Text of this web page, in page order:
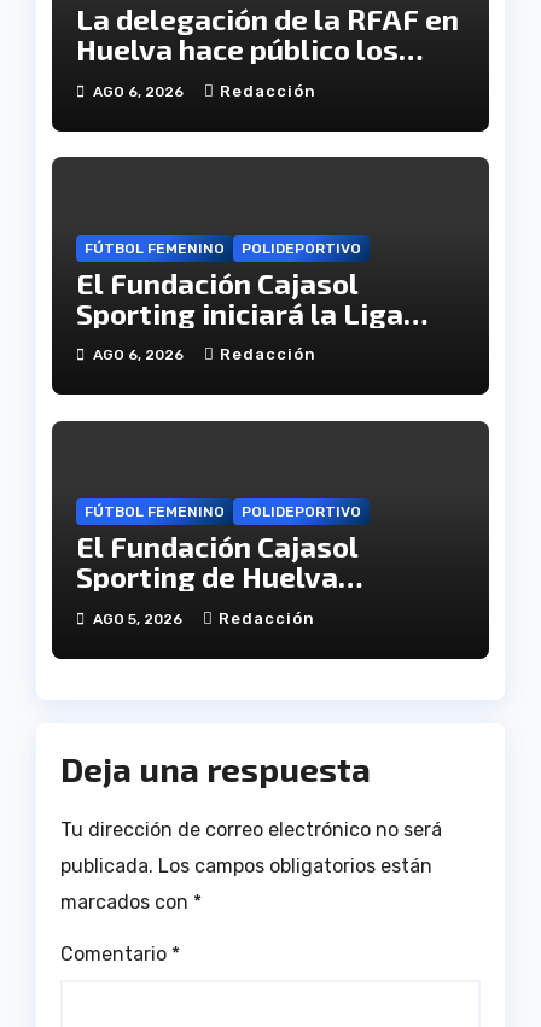
La delegación de la RFAF en
Huelva hace público los
calendarios de la categoría
juvenil
AGO 6, 2026 Redacción
FÚTBOL FEMENINO POLIDEPORTIVO
El Fundación Cajasol
Sporting iniciará la Liga
recibiendo al Cacereño
AGO 6, 2026 Redacción
FÚTBOL FEMENINO POLIDEPORTIVO
El Fundación Cajasol
Sporting de Huelva
disputará la Copa de
Andalucía en el Estadio
Antonio Toledo Sánchez
AGO 5, 2026 Redacción
Deja una respuesta
Tu dirección de correo electrónico no será
publicada. Los campos obligatorios están
marcados con *
Comentario *